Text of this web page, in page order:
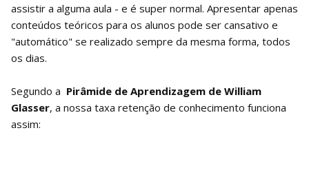
assistir a alguma aula - e é super normal. Apresentar apenas
conteúdos teóricos para os alunos pode ser cansativo e
"automático" se realizado sempre da mesma forma, todos
os dias.
Segundo a Pirâmide de Aprendizagem de William
Glasser, a nossa taxa retenção de conhecimento funciona
assim: